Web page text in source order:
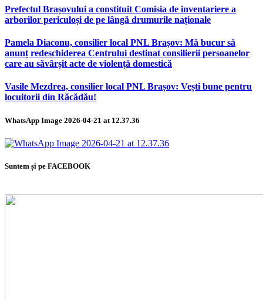
Prefectul Brașovului a constituit Comisia de inventariere a
arborilor periculoși de pe lângă drumurile naționale
Pamela Diaconu, consilier local PNL Brașov: Mă bucur să
anunț redeschiderea Centrului destinat consilierii persoanelor
care au săvârșit acte de violență domestică
Vasile Mezdrea, consilier local PNL Brașov: Vești bune pentru
locuitorii din Răcădău!
WhatsApp Image 2026-04-21 at 12.37.36
Suntem și pe FACEBOOK